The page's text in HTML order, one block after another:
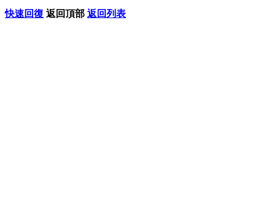
快速回復 返回頂部 返回列表